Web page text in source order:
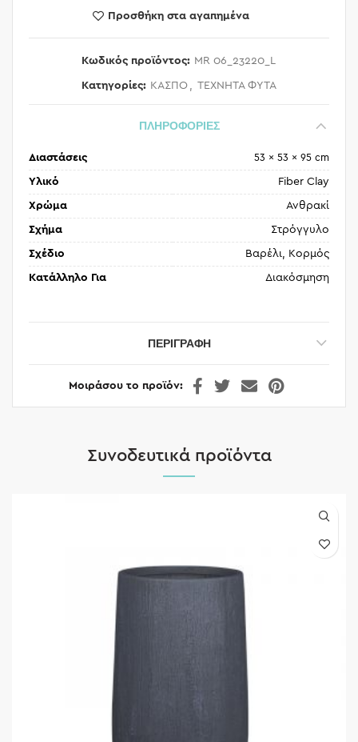
Προσθήκη στα αγαπημένα
Κωδικός προϊόντος: MR 06_23220_L
Κατηγορίες: ΚΑΣΠΟ , ΤΕΧΝΗΤΑ ΦΥΤΑ
ΠΛΗΡΟΦΟΡΙΕΣ
Διαστάσεις 53 × 53 × 95 cm
Υλικό Fiber Clay
Χρώμα Ανθρακί
Σχήμα Στρόγγυλο
Σχέδιο Βαρέλι, Κορμός
Κατάλληλο Για Διακόσμηση
ΠΕΡΙΓΡΑΦΉ
Μοιράσου το προϊόν
Συνοδευτικά προϊόντα